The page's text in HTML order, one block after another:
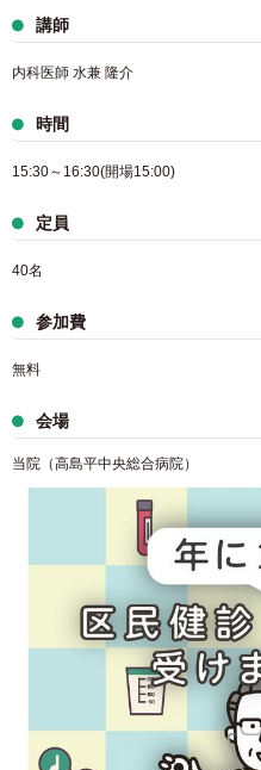
講師
内科医師 水兼 隆介
時間
15:30～16:30(開場15:00)
定員
40名
参加費
無料
会場
当院（高島平中央総合病院）